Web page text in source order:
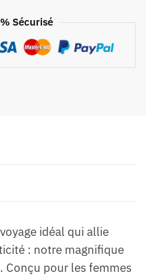
Sécurisé
idéal qui allie
: notre magnifique
Conçu pour les femmes